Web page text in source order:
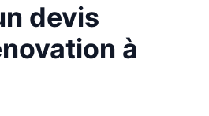
devis
à